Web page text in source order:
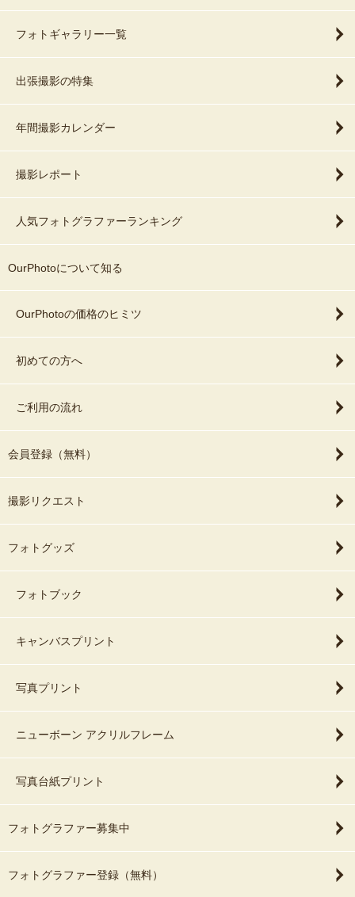
フォトギャラリー一覧
出張撮影の特集
年間撮影カレンダー
撮影レポート
人気フォトグラファーランキング
OurPhotoについて知る
OurPhotoの価格のヒミツ
初めての方へ
ご利用の流れ
会員登録（無料）
撮影リクエスト
フォトグッズ
フォトブック
キャンバスプリント
写真プリント
ニューボーン アクリルフレーム
写真台紙プリント
フォトグラファー募集中
フォトグラファー登録（無料）